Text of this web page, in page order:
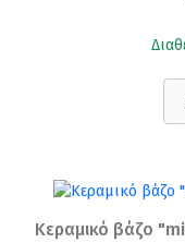
Κεραμικό βάζο